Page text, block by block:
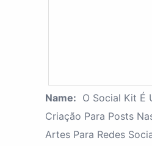
Name: O Social Kit É
Criação Para Posts
Artes Para Redes